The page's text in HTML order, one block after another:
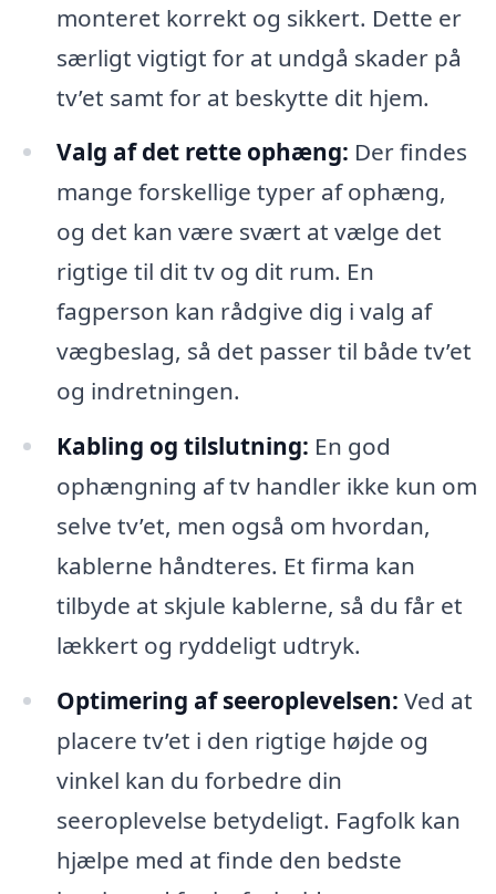
monteret korrekt og sikkert. Dette er
særligt vigtigt for at undgå skader på
tv’et samt for at beskytte dit hjem.
Valg af det rette ophæng: Der findes
mange forskellige typer af ophæng,
og det kan være svært at vælge det
rigtige til dit tv og dit rum. En
fagperson kan rådgive dig i valg af
vægbeslag, så det passer til både tv’et
og indretningen.
Kabling og tilslutning: En god
ophængning af tv handler ikke kun om
selve tv’et, men også om hvordan,
kablerne håndteres. Et firma kan
tilbyde at skjule kablerne, så du får et
lækkert og ryddeligt udtryk.
Optimering af seeroplevelsen: Ved at
placere tv’et i den rigtige højde og
vinkel kan du forbedre din
seeroplevelse betydeligt. Fagfolk kan
hjælpe med at finde den bedste